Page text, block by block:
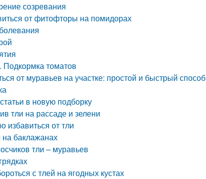
созревания
от фитофторы на помидорах
томатов
от муравьев на участке: простой и быстрый способ
в новую подборку
тли на рассаде и зелени
избавиться от тли
баклажанах
тли – муравьев
с тлей на ягодных кустах